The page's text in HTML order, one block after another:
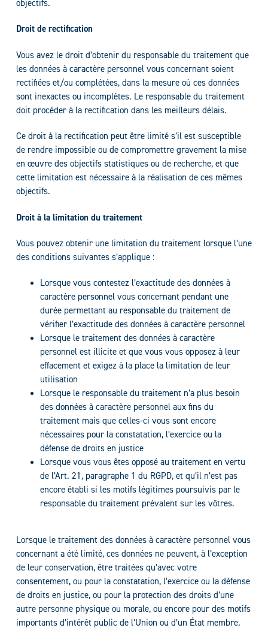
objectifs.
Droit de rectification
Vous avez le droit d’obtenir du responsable du traitement que
les données à caractère personnel vous concernant soient
rectifiées et/ou complétées, dans la mesure où ces données
sont inexactes ou incomplètes. Le responsable du traitement
doit procéder à la rectification dans les meilleurs délais.
Ce droit à la rectification peut être limité s’il est susceptible
de rendre impossible ou de compromettre gravement la mise
en œuvre des objectifs statistiques ou de recherche, et que
cette limitation est nécessaire à la réalisation de ces mêmes
objectifs.
Droit à la limitation du traitement
Vous pouvez obtenir une limitation du traitement lorsque l’une
des conditions suivantes s’applique :
Lorsque vous contestez l’exactitude des données à
caractère personnel vous concernant pendant une
durée permettant au responsable du traitement de
vérifier l’exactitude des données à caractère personnel
Lorsque le traitement des données à caractère
personnel est illicite et que vous vous opposez à leur
effacement et exigez à la place la limitation de leur
utilisation
Lorsque le responsable du traitement n’a plus besoin
des données à caractère personnel aux fins du
traitement mais que celles-ci vous sont encore
nécessaires pour la constatation, l’exercice ou la
défense de droits en justice
Lorsque vous vous êtes opposé au traitement en vertu
de l’Art. 21, paragraphe 1 du RGPD, et qu’il n’est pas
encore établi si les motifs légitimes poursuivis par le
responsable du traitement prévalent sur les vôtres.
Lorsque le traitement des données à caractère personnel vous
concernant a été limité, ces données ne peuvent, à l’exception
de leur conservation, être traitées qu’avec votre
consentement, ou pour la constatation, l’exercice ou la défense
de droits en justice, ou pour la protection des droits d’une
autre personne physique ou morale, ou encore pour des motifs
importants d’intérêt public de l’Union ou d’un État membre.